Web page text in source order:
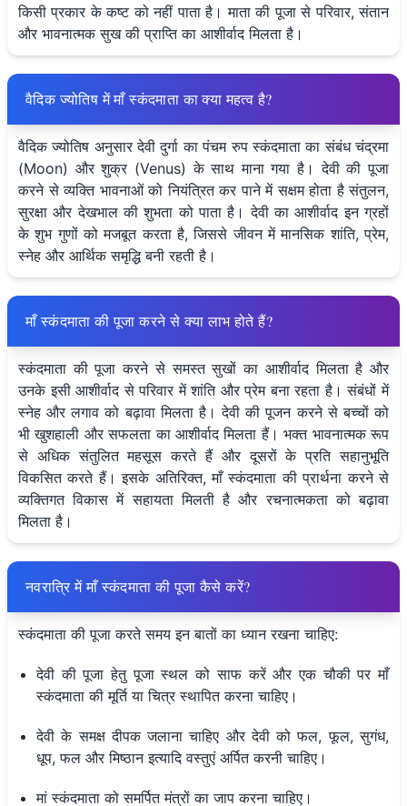
किसी प्रकार के कष्ट को नहीं पाता है। माता की पूजा से परिवार, संतान
और भावनात्मक सुख की प्राप्ति का आशीर्वाद मिलता है।
वैदिक ज्योतिष में माँ स्कंदमाता का क्या महत्व है?
वैदिक ज्योतिष अनुसार देवी दुर्गा का पंचम रुप स्कंदमाता का संबंध चंद्रमा
(Moon) और शुक्र (Venus) के साथ माना गया है। देवी की पूजा
करने से व्यक्ति भावनाओं को नियंत्रित कर पाने में सक्षम होता है संतुलन,
सुरक्षा और देखभाल की शुभता को पाता है। देवी का आशीर्वाद इन ग्रहों
के शुभ गुणों को मजबूत करता है, जिससे जीवन में मानसिक शांति, प्रेम,
स्नेह और आर्थिक समृद्धि बनी रहती है।
माँ स्कंदमाता की पूजा करने से क्या लाभ होते हैं?
स्कंदमाता की पूजा करने से समस्त सुखों का आशीर्वाद मिलता है और
उनके इसी आशीर्वाद से परिवार में शांति और प्रेम बना रहता है। संबंधों में
स्नेह और लगाव को बढ़ावा मिलता है। देवी की पूजन करने से बच्चों को
भी खुशहाली और सफलता का आशीर्वाद मिलता हैं। भक्त भावनात्मक रूप
से अधिक संतुलित महसूस करते हैं और दूसरों के प्रति सहानुभूति
विकसित करते हैं। इसके अतिरिक्त, माँ स्कंदमाता की प्रार्थना करने से
व्यक्तिगत विकास में सहायता मिलती है और रचनात्मकता को बढ़ावा
मिलता है।
नवरात्रि में माँ स्कंदमाता की पूजा कैसे करें?
स्कंदमाता की पूजा करते समय इन बातों का ध्यान रखना चाहिए:
देवी की पूजा हेतु पूजा स्थल को साफ करें और एक चौकी पर माँ
स्कंदमाता की मूर्ति या चित्र स्थापित करना चाहिए।
देवी के समक्ष दीपक जलाना चाहिए और देवी को फल, फूल, सुगंध,
धूप, फल और मिष्ठान इत्यादि वस्तुएं अर्पित करनी चाहिए।
मां स्कंदमाता को समर्पित मंत्रों का जाप करना चाहिए।